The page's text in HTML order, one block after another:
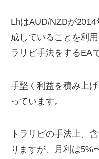
LhはAUD/NZDが
成していることを利
ラリピ手法をするEA
手堅く利益を積み上
っています。
トラリピの手法上、
りますが、月利は5%